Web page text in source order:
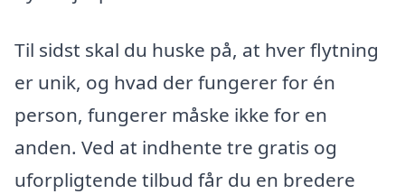
Til sidst skal du huske på, at hver flytning
er unik, og hvad der fungerer for én
person, fungerer måske ikke for en
anden. Ved at indhente tre gratis og
uforpligtende tilbud får du en bredere